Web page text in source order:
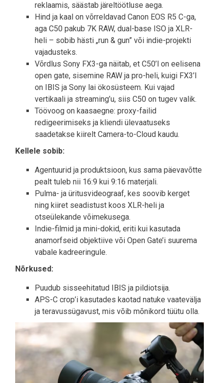
reklaamis, säästab järeltöötluse aega.
Hind ja kaal on võrreldavad Canon EOS R5 C-ga,
aga C50 pakub 7K RAW, dual-base ISO ja XLR-
heli – sobib hästi „run & gun” või indie-projekti
vajadusteks.
Võrdlus Sony FX3-ga näitab, et C50’l on eelisena
open gate, sisemine RAW ja pro-heli, kuigi FX3’l
on IBIS ja Sony lai ökosüsteem. Kui vajad
vertikaali ja streaming’u, siis C50 on tugev valik.
Töövoog on kaasaegne: proxy-failid
redigeerimiseks ja kliendi ülevaatuseks
saadetakse kiirelt Camera-to-Cloud kaudu.
Kellele sobib:
Agentuurid ja produktsioon, kus sama päevavõtte
pealt tuleb nii 16:9 kui 9:16 materjali.
Pulma- ja üritusvideograaf, kes soovib kerget
ning kiiret seadistust koos XLR-heli ja
otseülekande võimekusega.
Indie-filmid ja mini-dokid, eriti kui kasutada
anamorfseid objektiive või Open Gate’i suurema
vabale kadreeringule.
Nõrkused:
Puudub sisseehitatud IBIS ja pildiotsija.
APS-C crop’i kasutades kaotad natuke vaatevälja
ja teravussügavust, mis võib mõnikord tüütu olla.